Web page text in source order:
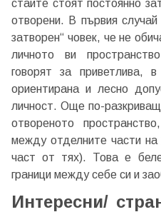
стаите стоят постоянно
отворени. В първия
затворен“ човек, че не
личното ви
говорят за приветлива,
ориентирана и лесно
личност. Още по-
отвореното
между отделните части
част от тях). Това е
граници между себе си и
Интересни/